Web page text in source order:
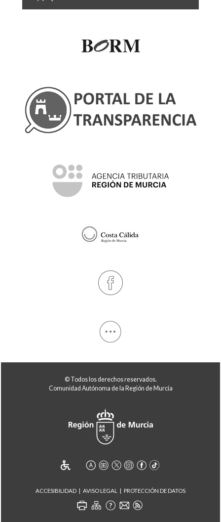
© Todos los derechos reservados.
Comunidad Autónoma de la Región de Murcia
ACCESIBILIDAD AVISO LEGAL PROTECCIÓN DE DATOS